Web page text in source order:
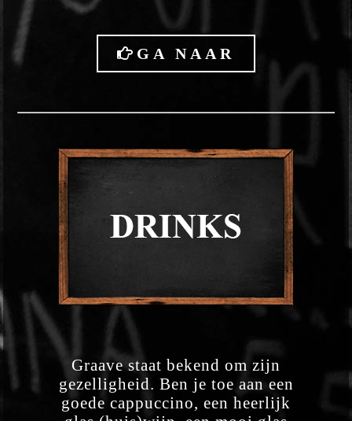
GA NAAR
Graave staat bekend om zijn
gezelligheid. Ben je toe aan een
goede cappuccino, een heerlijk